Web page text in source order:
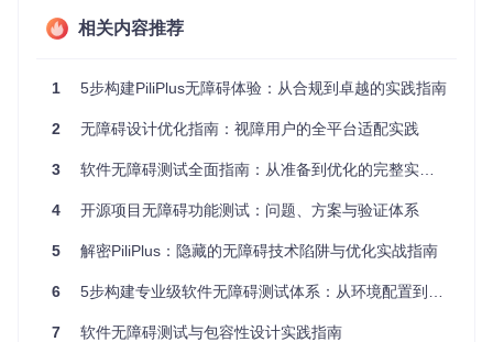
iOS
UIAccessibilit
y
ows
n
素树
ed事件
2. 无障碍解决方案架构
lib/common/widgets/组件库中构建完整的语义化标签体
// lib/common/widgets/button/custom_button.dart (行号:15-
return Semantics(
相关内容推荐
1 5步构建PiliPlus无障碍体验：从合规到卓越的实践指南
2 无障碍设计优化指南：视障用户的全平台适配实践
3 软件无障碍测试全面指南：从准备到优化的完整实施路径
4 开源项目无障碍功能测试：问题、方案与验证体系
5 解密PiliPlus：隐藏的无障碍技术陷阱与优化实战指南
6 5步构建专业级软件无障碍测试体系：从环境配置到用户体验优化
7 软件无障碍测试与包容性设计实践指南